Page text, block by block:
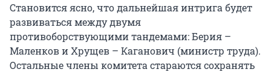
Становится ясно, что дальнейшая интрига будет
развиваться между двумя
противоборствующими тандемами: Берия –
Маленков и Хрущев – Каганович (министр труда).
Остальные члены комитета стараются сохранять